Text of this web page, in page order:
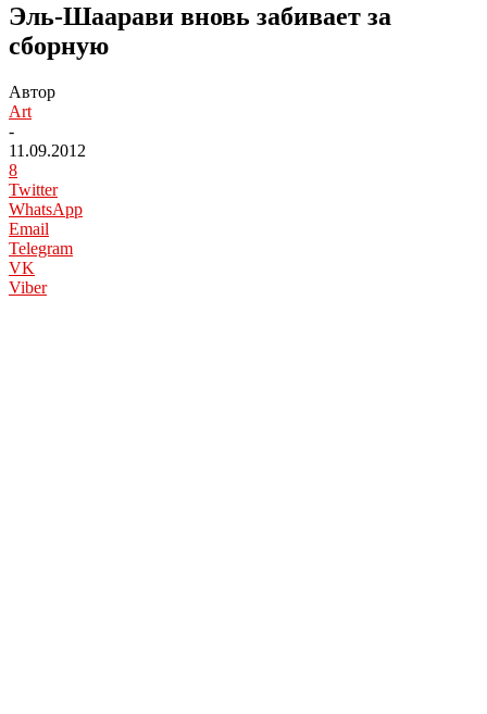
Эль-Шаарави вновь забивает за
сборную
Автор
Art
-
11.09.2012
8
Twitter
WhatsApp
Email
Telegram
VK
Viber